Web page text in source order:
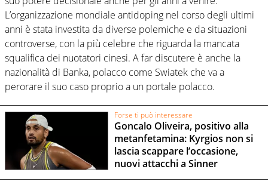
L’organizzazione mondiale antidoping nel corso degli ultimi
anni è stata investita da diverse polemiche e da situazioni
controverse, con la più celebre che riguarda la mancata
squalifica dei nuotatori cinesi. A far discutere è anche la
nazionalità di Banka, polacco come Swiatek che va a
perorare il suo caso proprio a un portale polacco.
Forse ti può interessare
Goncalo Oliveira, positivo alla
metanfetamina: Kyrgios non si
lascia scappare l’occasione,
nuovi attacchi a Sinner